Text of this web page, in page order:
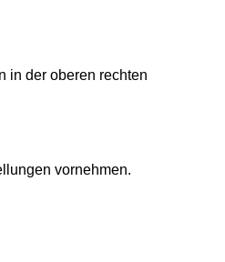
in der oberen rechten
vornehmen.